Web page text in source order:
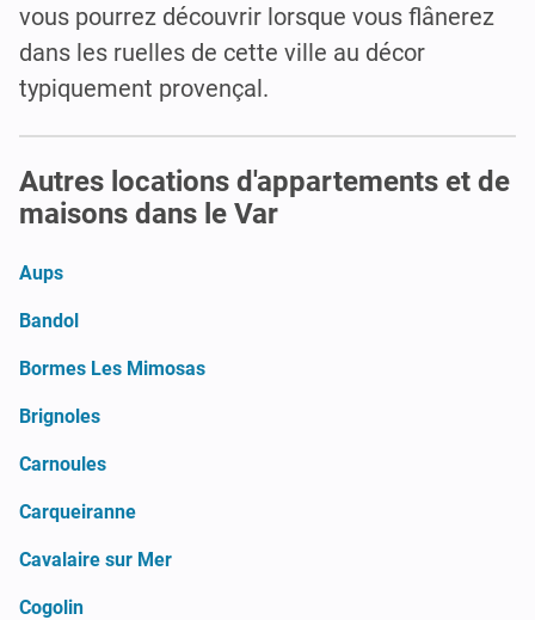
vous pourrez découvrir lorsque vous flânerez
dans les ruelles de cette ville au décor
typiquement provençal.
Autres locations d'appartements et de
maisons dans le Var
Aups
Bandol
Bormes Les Mimosas
Brignoles
Carnoules
Carqueiranne
Cavalaire sur Mer
Cogolin